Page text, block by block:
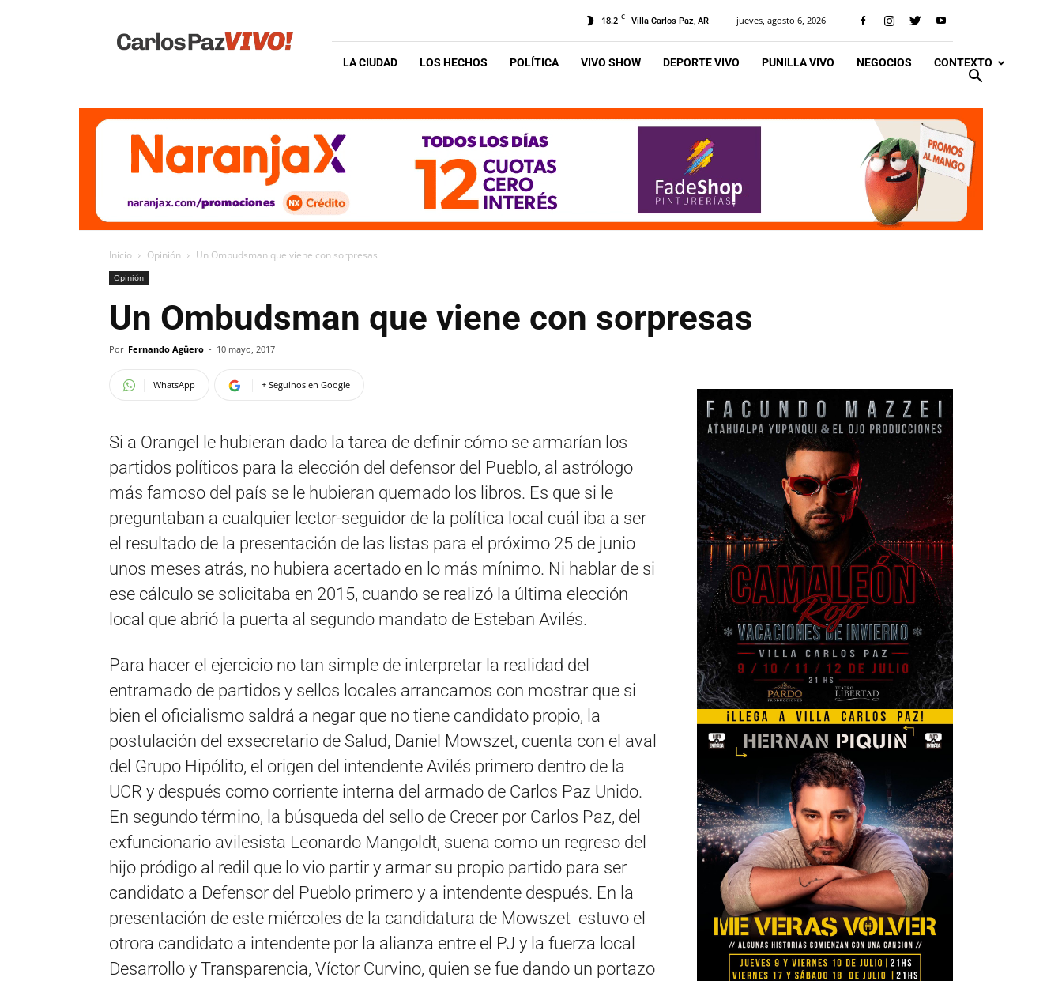
Vivo
18.2 C Villa Carlos Paz, AR jueves, agosto 6, 2026
LA CIUDAD LOS HECHOS POLÍTICA VIVO SHOW DEPORTE VIVO PUNILLA VIVO NEGOCIOS CONTEXTO
Inicio Opinión Un Ombudsman que viene con sorpresas
Opinión
Un Ombudsman que viene con sorpresas
Por Fernando Agüero - 10 mayo, 2017
WhatsApp + Seguinos en Google
Si a Orangel le hubieran dado la tarea de definir cómo se armarían los
partidos políticos para la elección del defensor del Pueblo, al astrólogo
más famoso del país se le hubieran quemado los libros. Es que si le
preguntaban a cualquier lector-seguidor de la política local cuál iba a ser
el resultado de la presentación de las listas para el próximo 25 de junio
unos meses atrás, no hubiera acertado en lo más mínimo. Ni hablar de si
ese cálculo se solicitaba en 2015, cuando se realizó la última elección
local que abrió la puerta al segundo mandato de Esteban Avilés.
Para hacer el ejercicio no tan simple de interpretar la realidad del
entramado de partidos y sellos locales arrancamos con mostrar que si
bien el oficialismo saldrá a negar que no tiene candidato propio, la
postulación del exsecretario de Salud, Daniel Mowszet, cuenta con el aval
del Grupo Hipólito, el origen del intendente Avilés primero dentro de la
UCR y después como corriente interna del armado de Carlos Paz Unido.
En segundo término, la búsqueda del sello de Crecer por Carlos Paz, del
exfuncionario avilesista Leonardo Mangoldt, suena como un regreso del
hijo pródigo al redil que lo vio partir y armar su propio partido para ser
candidato a Defensor del Pueblo primero y a intendente después. En la
presentación de este miércoles de la candidatura de Mowszet estuvo el
otrora candidato a intendente por la alianza entre el PJ y la fuerza local
Desarrollo y Transparencia, Víctor Curvino, quien se fue dando un portazo